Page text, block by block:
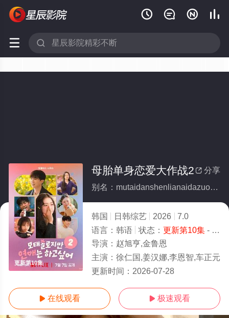
   
 
更新第10集
 分享
母胎单身恋爱大作战2
别名：mutaidanshenlianaidazuozhan2
韩国 日韩综艺 2026
7.0
语言： 韩语 状态： 更新第10集- 免费在线观看
导演： 赵旭亨,金鲁恩
主演： 徐仁国,姜汉娜,李恩智,车正元
更新时间： 2026-07-28
 在线观看  极速观看